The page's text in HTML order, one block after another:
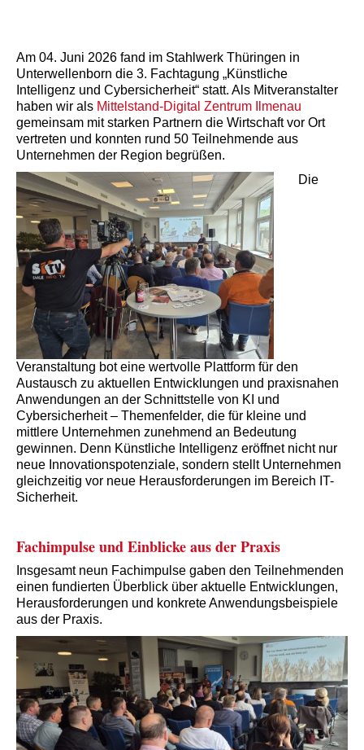
Am 04. Juni 2026 fand im Stahlwerk Thüringen in
Unterwellenborn die 3. Fachtagung „Künstliche
Intelligenz und Cybersicherheit“ statt. Als Mitveranstalter
haben wir als Mittelstand-Digital Zentrum Ilmenau
gemeinsam mit starken Partnern die Wirtschaft vor Ort
vertreten und konnten rund 50 Teilnehmende aus
Unternehmen der Region begrüßen.
Die
Veranstaltung bot eine wertvolle Plattform für den
Austausch zu aktuellen Entwicklungen und praxisnahen
Anwendungen an der Schnittstelle von KI und
Cybersicherheit – Themenfelder, die für kleine und
mittlere Unternehmen zunehmend an Bedeutung
gewinnen. Denn Künstliche Intelligenz eröffnet nicht nur
neue Innovationspotenziale, sondern stellt Unternehmen
gleichzeitig vor neue Herausforderungen im Bereich IT-
Sicherheit.
Fachimpulse und Einblicke aus der Praxis
Insgesamt neun Fachimpulse gaben den Teilnehmenden
einen fundierten Überblick über aktuelle Entwicklungen,
Herausforderungen und konkrete Anwendungsbeispiele
aus der Praxis.